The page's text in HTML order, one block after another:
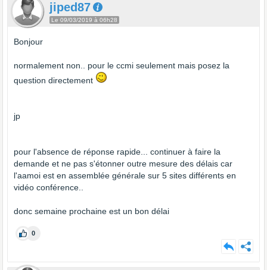
jiped87
Le 09/03/2019 à 06h28
Bonjour
normalement non.. pour le ccmi seulement mais posez la
question directement
jp
pour l'absence de réponse rapide... continuer à faire la
demande et ne pas s'étonner outre mesure des délais car
l'aamoi est en assemblée générale sur 5 sites différents en
vidéo conférence..
donc semaine prochaine est un bon délai
0